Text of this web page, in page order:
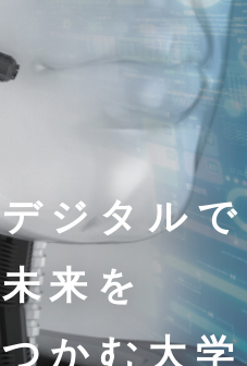
デジタルで
未来を
つかむ大学